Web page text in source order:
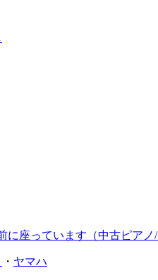
座っています（中古ピアノ/
・ ヤマハ